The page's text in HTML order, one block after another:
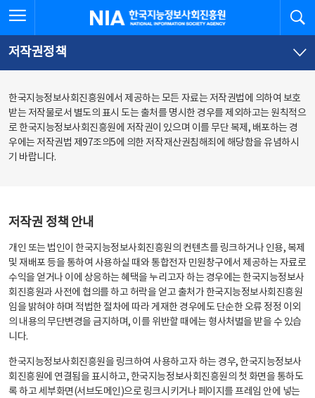
문
로
가
체
뉴
바
가
한국지능정보사회진흥원
저작권정책
한국지능정보사회진흥원에서 제공하는 모든 자료는 저작권법에 의하여 보호
받는 저작물로서 별도의 표시 도는 출처를 명시한 경우를 제외하고는 원칙적으
로 한국지능정보사회진흥원에 저작권이 있으며 이를 무단 복제, 배포하는 경
우에는 저작권법 제97조의5에 의한 저작재산권침해죄에 해당함을 유념하시
기 바랍니다.
저작권 정책 안내
개인 또는 법인이 한국지능정보사회진흥원의 컨텐츠를 링크하거나 인용, 복제
및 재배포 등을 통하여 사용하실 때와 통합전자 민원창구에서 제공하는 자료로
수익을 얻거나 이에 상응하는 혜택을 누리고자 하는 경우에는 한국지능정보사
회진흥원과 사전에 협의를 하고 허락을 얻고 출처가 한국지능정보사회진흥원
임을 밝혀야 하며 적법한 절차에 따라 게재한 경우에도 단순한 오류 정정 이외
의 내용의 무단변경을 금지하며, 이를 위반할 때에는 형사처벌을 받을 수 있습
니다.
한국지능정보사회진흥원을 링크하여 사용하고자 하는 경우, 한국지능정보사
회진흥원에 연결됨을 표시하고, 한국지능정보사회진흥원의 첫 화면을 통하도
록 하고 세부화면(서브도메인)으로 링크시키거나 페이지를 프레임 안에 넣는